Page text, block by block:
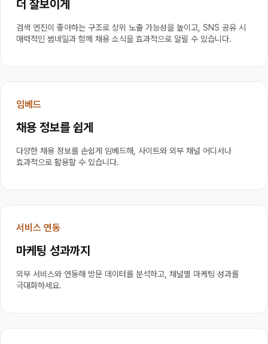
더 잘보이게
검색 엔진이 좋아하는 구조로 상위 노출 가능성을 높이고, SNS 공유 시
매력적인 썸네일과 함께 채용 소식을 효과적으로 알릴 수 있습니다.
임베드
채용 정보를 쉽게
다양한 채용 정보를 손쉽게 임베드해, 사이트와 외부 채널 어디서나
효과적으로 활용할 수 있습니다.
서비스 연동
마케팅 성과까지
외부 서비스와 연동해 방문 데이터를 분석하고, 채널별 마케팅 성과를
극대화하세요.